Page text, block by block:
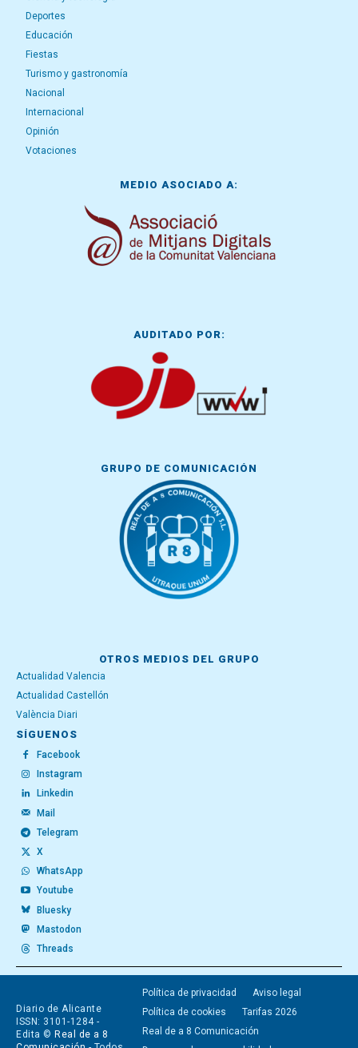
Deportes
Educación
Fiestas
Turismo y gastronomía
Nacional
Internacional
Opinión
Votaciones
MEDIO ASOCIADO A:
AUDITADO POR:
GRUPO DE COMUNICACIÓN
OTROS MEDIOS DEL GRUPO
Actualidad Valencia
Actualidad Castellón
València Diari
SÍGUENOS
Facebook
Instagram
Linkedin
Mail
Telegram
X
WhatsApp
Youtube
Bluesky
Mastodon
Threads
Diario de Alicante
ISSN: 3101-1284 -
Edita © Real de a 8
Política de privacidad
Aviso legal
Política de cookies
Tarifas 2026
Real de a 8 Comunicación